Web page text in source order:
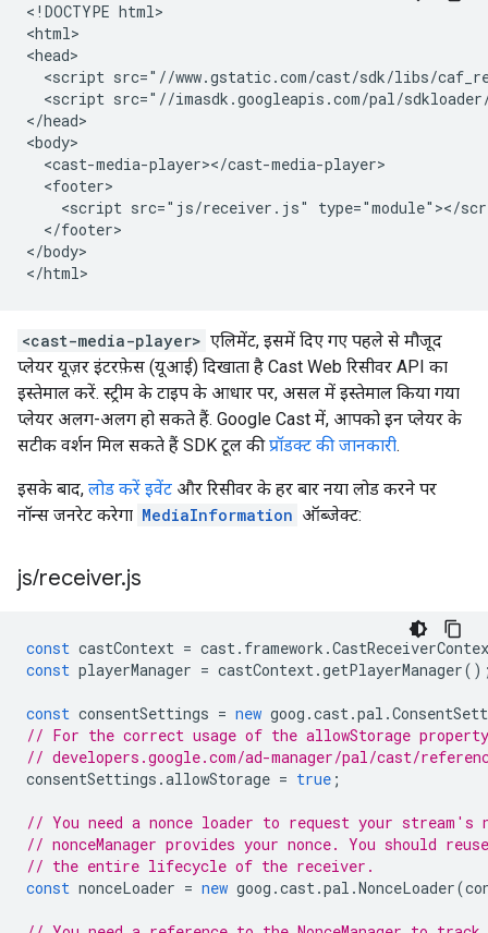
<!DOCTYPE html>
<html>
<head>
<script src="//www.gstatic.com/cast/sdk/libs/
<script src="//imasdk.googleapis.com/pal/
</head>
<body>
  <cast-media-player></cast-media-player>
  <footer>
<script src="js/receiver.js" type="module"></
  </footer>
</body>
<cast-media-player> एलिमेंट, इसमें दिए गए पहले से मौजूद
प्लेयर यूज़र इंटरफ़ेस (यूआई) दिखाता है Cast Web रिसीवर API का
इस्तेमाल करें. स्ट्रीम के टाइप के आधार पर, असल में इस्तेमाल किया गया
प्लेयर अलग-अलग हो सकते हैं. Google Cast में, आपको इन प्लेयर के
सटीक वर्शन मिल सकते हैं SDK टूल कीप्रॉडक्ट की जानकारी.
इसके बाद, लोड करें इवेंट और रिसीवर के हर बार नया लोड करने पर
नॉन्स जनरेट करेगा MediaInformation ऑब्जेक्ट:
js/receiver.js
const castContext = cast. framework .
const playerManager = castContext.getPlayerManager
const consentSettings = new goog .cast.pal .
// For the correct usage of the allowStorage
// developers.google.com/ad-manager/pal/cast/
consentSettings .allowStorage = true ;
// You need a nonce loader to request your stream's
// nonceManager provides your nonce. You should
// the entire lifecycle of the receiver.
const nonceLoader = new goog .cast.pal .NonceLoader(